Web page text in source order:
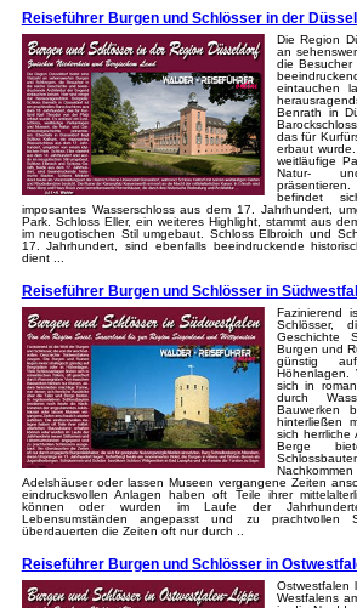
Reiseführer Burgen und Schlösser in der
Die Region
an
die Besucher
eintauchen
Benrath in
das für
erbaut
weitläufige
Natur- und
befindet
imposantes Wasserschloss aus dem 17. Jahrhundert,
Park. Schloss Eller, ein weiteres Highlight, stammt aus
im neugotischen Stil umgebaut. Schloss Elbroich und
17. Jahrhundert, sind ebenfalls beeindruckende
dient ...
Reiseführer Burgen und Schlösser in
Fazinierend
Schlösser,
Geschichte
Burgen und
günstig
Höhenlagen.
sich in
durch
Bauwerken
hinterließen
sich herrliche
Berge
Adelshäuser oder lassen Museen vergangene Zeiten
eindrucksvollen Anlagen haben oft Teile ihrer
können oder wurden im Laufe der
Lebensumständen angepasst und zu prachtvollen
überdauerten die Zeiten oft nur durch ..
Reiseführer Burgen und Schlösser in
Ostwestfalen
Westfalens